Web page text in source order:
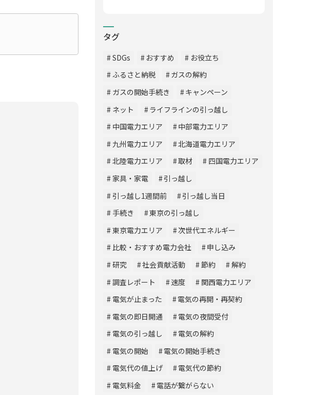
タグ
SDGs おすすめ
お役立ち
ふるさと納税
ガスの解約
ガスの開始手続き
キャンペーン
ネット
ライフラインの引っ越し
中国電力エリア
中部電力エリア
九州電力エリア
北海道電力エリア
北陸電力エリア
取材
四国電力エリア
家具・家電
引っ越し
引っ越し1週間前
引っ越し当日
手続き
東京の引っ越し
東京電力エリア
次世代エネルギー
比較・おすすめ電力会社
申し込み
研究
社会貢献活動 節約
解約
調査レポート
速度
関西電力エリア
電気が止まった
電気の再開・再契約
電気の即日開通
電気の夜間受付
電気の引っ越し
電気の解約
電気の開始
電気の開始手続き
電気代の値上げ
電気代の節約
電気料金
電話が繋がらない